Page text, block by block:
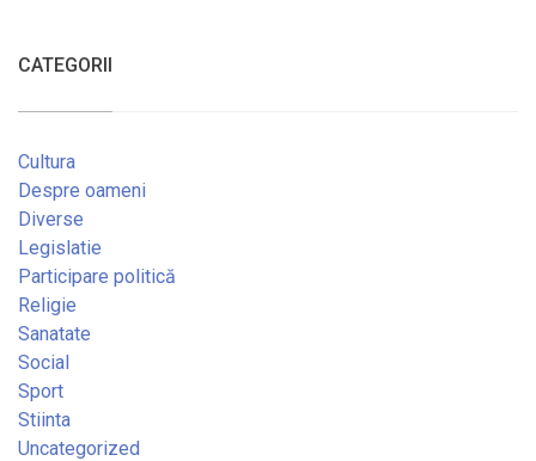
CATEGORII
Cultura
Despre oameni
Diverse
Legislatie
Participare politică
Religie
Sanatate
Social
Sport
Stiinta
Uncategorized